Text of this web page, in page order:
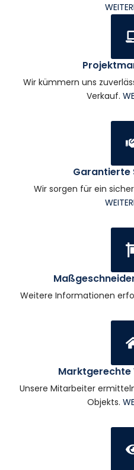
Wir kümmern uns
Verkauf.
Garantierte
Wir sorgen für ein
Weitere Informationen
Unsere Mitarbeiter
Objekts.